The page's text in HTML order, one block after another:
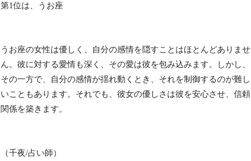
第1位は、うお座
うお座の女性は優しく、自分の感情を隠すことはほとんどありませ
ん。彼に対する愛情も深く、その愛は彼を包み込みます。しかし、
その一方で、自分の感情が揺れ動くとき、それを制御するのが難し
いこともあります。それでも、彼女の優しさは彼を安心させ、信頼
関係を築きます。
（千夜/占い師）